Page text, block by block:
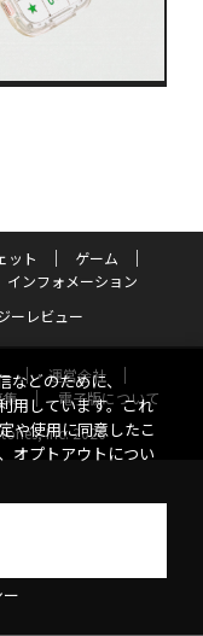
ット
ゲーム
インフォメーション
ーレビュー
運営会社
電子版について
Inc. 2026
などのために、
用しています。これ
や使用に同意したこ
オプトアウトについ